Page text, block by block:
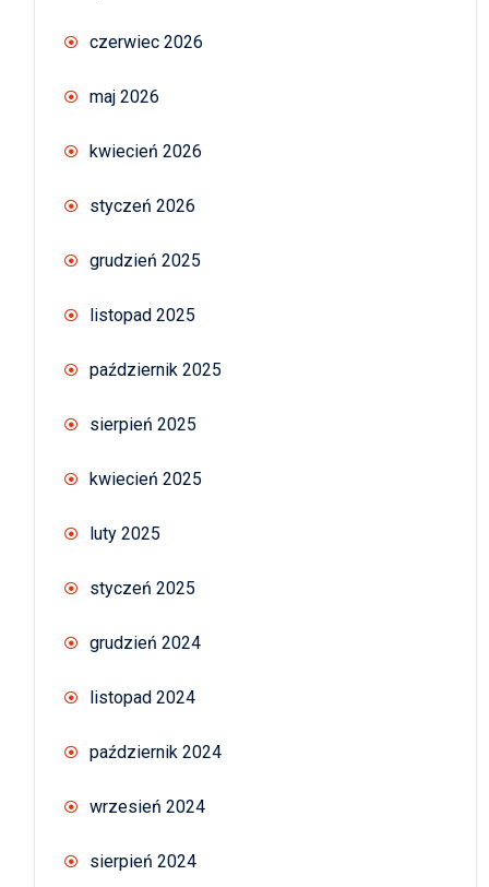
czerwiec 2026
maj 2026
kwiecień 2026
styczeń 2026
grudzień 2025
listopad 2025
październik 2025
sierpień 2025
kwiecień 2025
luty 2025
styczeń 2025
grudzień 2024
listopad 2024
październik 2024
wrzesień 2024
sierpień 2024